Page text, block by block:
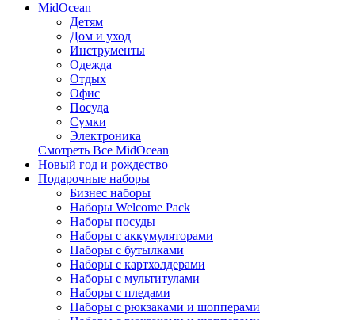
MidOcean
Детям
Дом и уход
Инструменты
Одежда
Отдых
Офис
Посуда
Сумки
Электроника
Смотреть Все MidOcean
Новый год и рождество
Подарочные наборы
Бизнес наборы
Наборы Welcome Pack
Наборы посуды
Наборы с аккумуляторами
Наборы с бутылками
Наборы с картхолдерами
Наборы с мультитулами
Наборы с пледами
Наборы с рюкзаками и шопперами